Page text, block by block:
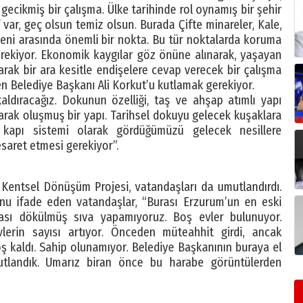
bir çalışma. Ülke tarihinde rol oynamış bir şehir
geç olsun temiz olsun. Burada Çifte minareler, Kale,
arasında önemli bir nokta. Bu tür noktalarda koruma
Ekonomik kaygılar göz önüne alınarak, yaşayan
bir ara kesitle endişelere cevap verecek bir çalışma
Belediye Başkanı Ali Korkut’u kutlamak gerekiyor.
Dokunun özelliği, taş ve ahşap atımlı yapı
oluşmuş bir yapı. Tarihsel dokuyu gelecek kuşaklara
kapı sistemi olarak gördüğümüzü gelecek nesillere
etmesi gerekiyor”.
Dönüşüm Projesi, vatandaşları da umutlandırdı.
ifade eden vatandaşlar, “Burası Erzurum’un en eski
dökülmüş sıva yapamıyoruz. Boş evler bulunuyor.
sayısı artıyor. Önceden müteahhit girdi, ancak
kaldı. Sahip olunamıyor. Belediye Başkanının buraya el
Umarız biran önce bu harabe görüntülerden